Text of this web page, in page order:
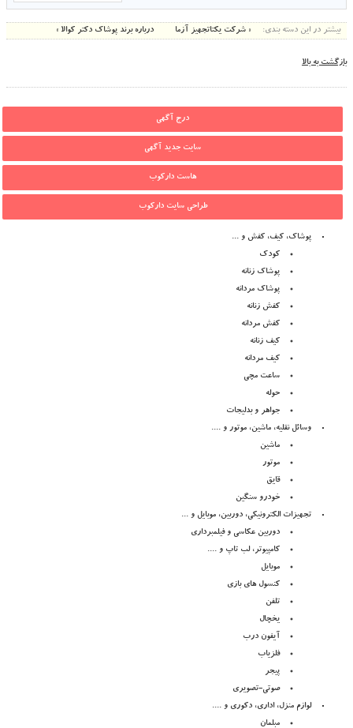
بیشتر در این دسته بندی: « شرکت یکتاتجهیز آزما درباره برند پوشاک دکتر کوالا »
بازگشت به بالا
درج آگهی
سایت جدید آگهی
هاست دارکوب
طراحی سایت دارکوب
پوشاک، کیف، کفش و ...
کودک
پوشاک زنانه
پوشاک مردانه
کفش زنانه
کفش مردانه
کیف زنانه
کیف مردانه
ساعت مچی
حوله
جواهر و بدلیجات
وسائل نقلیه، ماشین، موتور و ....
ماشین
موتور
قایق
خودرو سنگین
تجهیزات الکترونیکی، دوربین، موبایل و ...
دوربین عکاسی و فیلمبرداری
کامپیوتر، لب تاپ و ....
موبایل
کنسول های بازی
تلفن
یخچال
آیفون درب
فلزیاب
پیجر
صوتی-تصویری
لوازم منزل، اداری، دکوری و ....
مبلمان